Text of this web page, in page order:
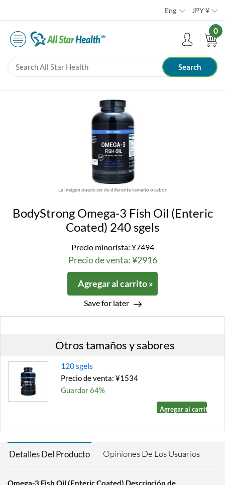
Eng JPY¥
0
La imágen puede ser de diferente tamaño o sabor
BodyStrong Omega-3 Fish Oil (Enteric
Coated) 240 sgels
Precio minorista:¥7494
Precio de venta: ¥2916
Agregar al carrito »
Save for later
Otros tamaños y sabores
120 sgels
Precio de venta: ¥1534
Guardar 64%
Agregar al carrito »
Detalles Del Producto Opiniones De Los Usuarios
Omega-3 Fish Oil (Enteric Coated) Descripción de